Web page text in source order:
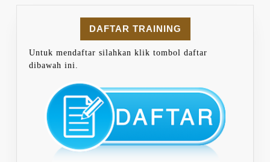
DAFTAR TRAINING
Untuk mendaftar silahkan klik tombol daftar
dibawah ini.